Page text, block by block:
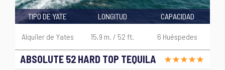
ABSOLUTE 52 HARD TOP TEQUILA
TIPO DE YATE
Alquiler de Yates
LONGITUD
15,9 m. / 52 ft.
CAPACIDAD
6 Huéspedes